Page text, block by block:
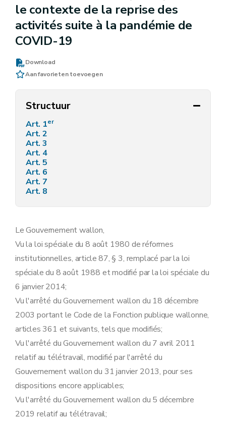
le contexte de la reprise des
activités suite à la pandémie de
COVID-19
Download
Aan favorieten toevoegen
Structuur
Art. 1er
Art. 2
Art. 3
Art. 4
Art. 5
Art. 6
Art. 7
Art. 8
Le Gouvernement wallon,
Vu la loi spéciale du 8 août 1980 de réformes
institutionnelles, article 87, § 3, remplacé par la loi
spéciale du 8 août 1988 et modifié par la loi spéciale du
6 janvier 2014;
Vu l'arrêté du Gouvernement wallon du 18 décembre
2003 portant le Code de la Fonction publique wallonne,
articles 361 et suivants, tels que modifiés;
Vu l'arrêté du Gouvernement wallon du 7 avril 2011
relatif au télétravail, modifié par l'arrêté du
Gouvernement wallon du 31 janvier 2013, pour ses
dispositions encore applicables;
Vu l'arrêté du Gouvernement wallon du 5 décembre
2019 relatif au télétravail;